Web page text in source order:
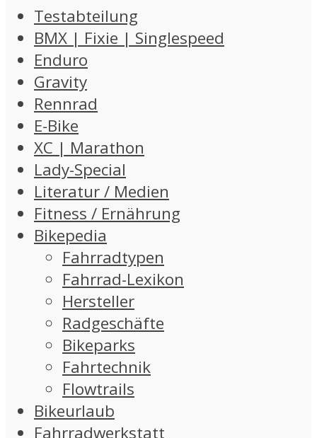
Testabteilung
BMX | Fixie | Singlespeed
Enduro
Gravity
Rennrad
E-Bike
XC | Marathon
Lady-Special
Literatur / Medien
Fitness / Ernährung
Bikepedia
Fahrradtypen
Fahrrad-Lexikon
Hersteller
Radgeschäfte
Bikeparks
Fahrtechnik
Flowtrails
Bikeurlaub
Fahrradwerkstatt